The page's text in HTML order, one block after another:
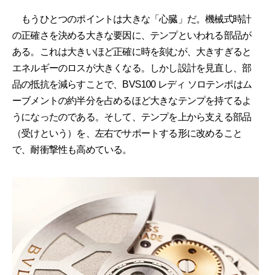
もうひとつのポイントは大きな「心臓」だ。機械式時計
の正確さを決める大きな要因に、テンプといわれる部品が
ある。これは大きいほど正確に時を刻むが、大きすぎると
エネルギーのロスが大きくなる。しかし設計を見直し、部
品の抵抗を減らすことで、BVS100 レディ ソロテンポはム
ーブメントの約半分を占めるほど大きなテンプを持てるよ
うになったのである。そして、テンプを上から支える部品
（受けという）を、左右でサポートする形に改めること
で、耐衝撃性も高めている。